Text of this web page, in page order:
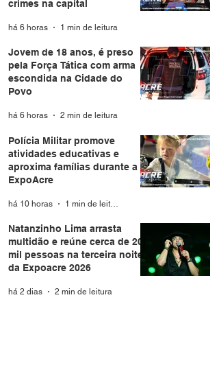
crimes na capital
há 6 horas 1 min de leitura
Jovem de 18 anos, é preso
pela Força Tática com arma
escondida na Cidade do
Povo
há 6 horas 2 min de leitura
Polícia Militar promove
atividades educativas e
aproxima famílias durante a
ExpoAcre
há 10 horas
Natanzinho Lima arrasta
multidão e reúne cerca de 20
mil pessoas na terceira noite
da Expoacre 2026
há 2 dias 2 min de leitura